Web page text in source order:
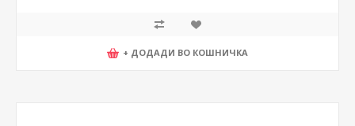
+ ДОДАДИ ВО КОШНИЧКА